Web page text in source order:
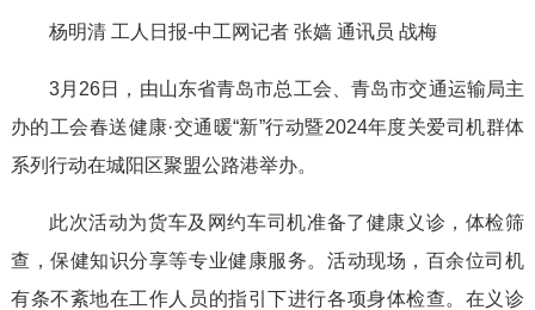
杨明清 工人日报-中工网记者 张嫱 通讯员 战梅
3月26日，由山东省青岛市总工会、青岛市交通运输局主
办的工会春送健康·交通暖“新”行动暨2024年度关爱司机群体
系列行动在城阳区聚盟公路港举办。
此次活动为货车及网约车司机准备了健康义诊，体检筛
查，保健知识分享等专业健康服务。活动现场，百余位司机
有条不紊地在工作人员的指引下进行各项身体检查。在义诊